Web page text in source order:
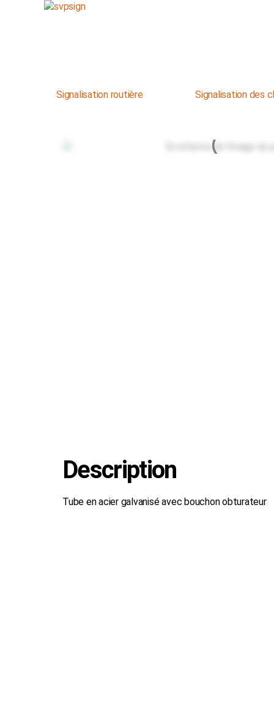
Signalisation routière Signalisation des
Description
Tube en acier galvanisé avec bouchon obturateur